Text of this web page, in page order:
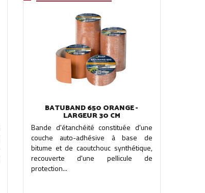
BATUBAND 650 ORANGE -
LARGEUR 30 CM
Bande d'étanchéité constituée d'une
couche auto-adhésive à base de
bitume et de caoutchouc synthétique,
recouverte d'une pellicule de
protection...